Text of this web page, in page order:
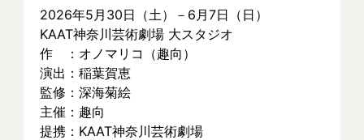
2026年5月30日（土）－6月7日（日）
KAAT神奈川芸術劇場 大スタジオ
作　：オノマリコ（趣向）
演出：稲葉賀恵
監修：深海菊絵
主催：趣向
提携：KAAT神奈川芸術劇場